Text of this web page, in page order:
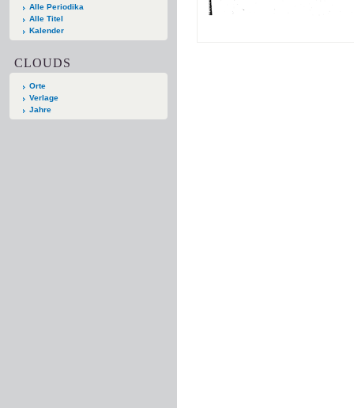
Alle Periodika
Alle Titel
Kalender
CLOUDS
Orte
Verlage
Jahre